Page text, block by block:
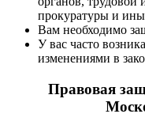
прокуратуры и
Вам необходимо
У вас часто
изменениями в
Правовая